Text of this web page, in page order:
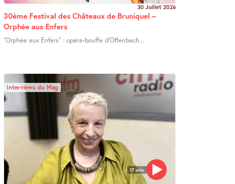
30 Juillet 2026
30ème Festival des Châteaux de Bruniquel –
Orphée aux Enfers
"Orphée aux Enfers" : opéra-bouffe d’Offenbach...
17 min
Interviews du Mag